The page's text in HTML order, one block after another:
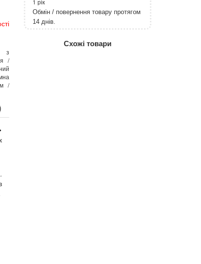
з
/
/
1 рік
Обмін / повернення товару протягом
14 днів.
Схожі товари